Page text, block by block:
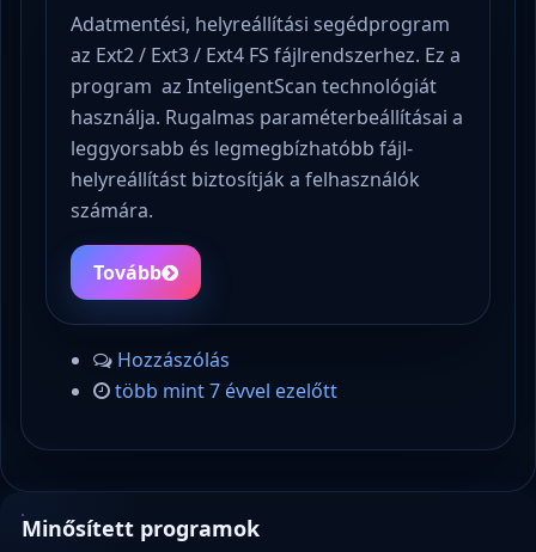
Adatmentési, helyreállítási segédprogram
az Ext2 / Ext3 / Ext4 FS fájlrendszerhez. Ez a
program az InteligentScan technológiát
használja. Rugalmas paraméterbeállításai a
leggyorsabb és legmegbízhatóbb fájl-
helyreállítást biztosítják a felhasználók
számára.
Tovább
Hozzászólás
több mint 7 évvel ezelőtt
Minősített programok